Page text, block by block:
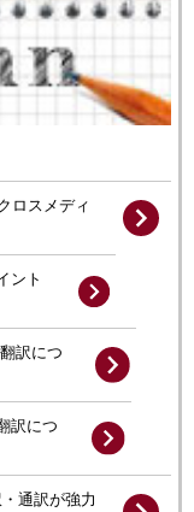
ロスメディ
ント
訳につ
訳につ
通訳が強力